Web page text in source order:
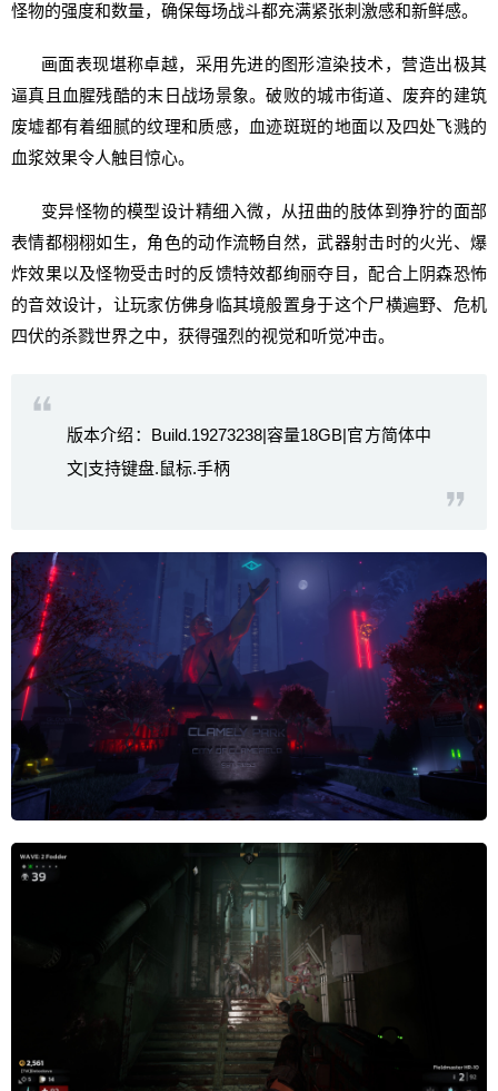
怪物的强度和数量，确保每场战斗都充满紧张刺激感和新鲜感。
画面表现堪称卓越，采用先进的图形渲染技术，营造出极其
逼真且血腥残酷的末日战场景象。破败的城市街道、废弃的建筑
废墟都有着细腻的纹理和质感，血迹斑斑的地面以及四处飞溅的
血浆效果令人触目惊心。
变异怪物的模型设计精细入微，从扭曲的肢体到狰狞的面部
表情都栩栩如生，角色的动作流畅自然，武器射击时的火光、爆
炸效果以及怪物受击时的反馈特效都绚丽夺目，配合上阴森恐怖
的音效设计，让玩家仿佛身临其境般置身于这个尸横遍野、危机
四伏的杀戮世界之中，获得强烈的视觉和听觉冲击。
版本介绍：Build.19273238|容量18GB|官方简体中
文|支持键盘.鼠标.手柄